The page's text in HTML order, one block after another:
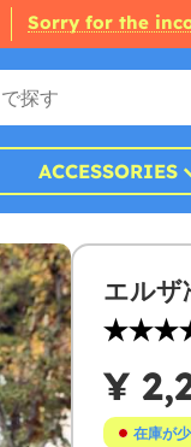
Sorry for the
ACCESSORIES
エルザ
¥
在庫が